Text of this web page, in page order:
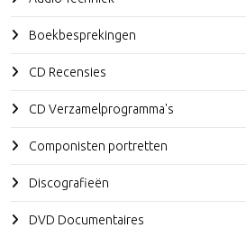
Boekbesprekingen
CD Recensies
CD Verzamelprogramma's
Componisten portretten
Discografieën
DVD Documentaires